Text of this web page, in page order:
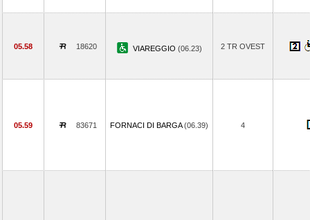
05.58 18620 VIAREGGIO (06.23) 2 TR OVEST
05.59 83671 FORNACI DI BARGA(06.39) 4